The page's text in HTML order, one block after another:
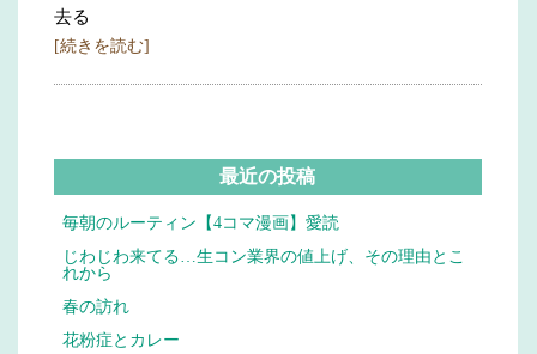
去る
[続きを読む]
最近の投稿
毎朝のルーティン【4コマ漫画】愛読
じわじわ来てる…生コン業界の値上げ、その理由とこ
れから
春の訪れ
花粉症とカレー